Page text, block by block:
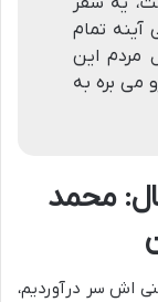
آینه تمام
مردم این
می بره به
محمد
اش سر درآوردیم،